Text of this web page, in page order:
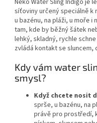
Neko Water Sling Indigo je
síťoviny určený speciálně k
u bazénu, na pláži, u moře
tam, kde by běžný šátek
lehký, skladný, rychle
zvládá kontakt se sluncem,
Kdy vám water
smysl?
Když chcete nosit
sprše, u bazénu, na
právě pro prostředí,